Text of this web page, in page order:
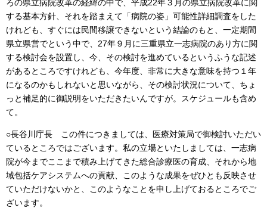
ろの県立病院改革の経緯の中で、平成22年３月の県立病院改革に関
する基本方針、それを踏まえて「病院の姿」可能性詳細調査をした
けれども、すぐには民間移譲できないという結論のもと、一定期間
県立県営でという中で、27年９月に三重県立一志病院のあり方に関
する検討会を設置し、今、その検討を進めているというふうな記述
があるところですけれども、今年度、非常に大きな意味を持つ１年
になるのかもしれないと思いながら、その検討状況について、ちょ
っと補足的に御説明をいただきたいんですが。スケジュールも含め
て。
○長谷川庁長 この件につきましては、医療対策局で御検討いただい
ているところではございます。私の立場といたしましては、一志病
院が今までここまで積み上げてきた総合診療医の育成、それから地
域包括ケアシステムへの貢献、このような成果をぜひとも反映させ
ていただけないかと、このようなことを申し上げておるところでご
ざいます。